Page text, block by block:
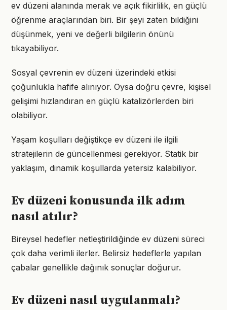
ev düzeni alanında merak ve açık fikirlilik, en güçlü
öğrenme araçlarından biri. Bir şeyi zaten bildiğini
düşünmek, yeni ve değerli bilgilerin önünü
tıkayabiliyor.
Sosyal çevrenin ev düzeni üzerindeki etkisi
çoğunlukla hafife alınıyor. Oysa doğru çevre, kişisel
gelişimi hızlandıran en güçlü katalizörlerden biri
olabiliyor.
Yaşam koşulları değiştikçe ev düzeni ile ilgili
stratejilerin de güncellenmesi gerekiyor. Statik bir
yaklaşım, dinamik koşullarda yetersiz kalabiliyor.
Ev düzeni konusunda ilk adım
nasıl atılır?
Bireysel hedefler netleştirildiğinde ev düzeni süreci
çok daha verimli ilerler. Belirsiz hedeflerle yapılan
çabalar genellikle dağınık sonuçlar doğurur.
Ev düzeni nasıl uygulanmalı?